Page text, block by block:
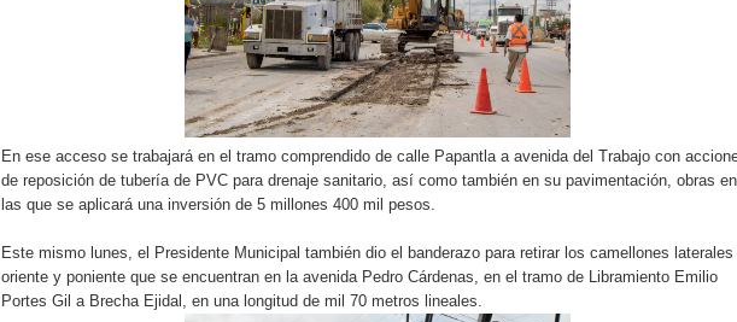
En ese acceso se trabajará en el tramo comprendido de calle Papantla a avenida del Trabajo con
de reposición de tubería de PVC para drenaje sanitario, así como también en su pavimentación, obras en
las que se aplicará una inversión de 5 millones 400 mil pesos.
Este mismo lunes, el Presidente Municipal también dio el banderazo para retirar los camellones laterales
oriente y poniente que se encuentran en la avenida Pedro Cárdenas, en el tramo de Libramiento Emilio
Portes Gil a Brecha Ejidal, en una longitud de mil 70 metros lineales.